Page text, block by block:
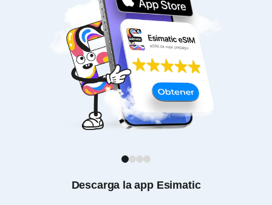
Descarga la app Esimatic
1